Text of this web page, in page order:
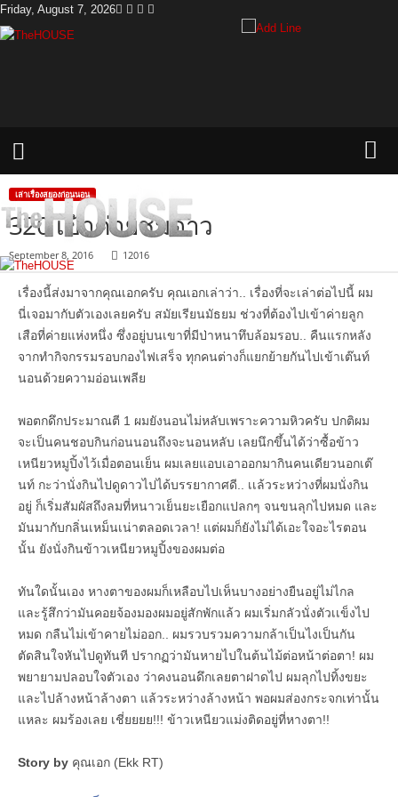
Friday, August 7, 2026
เล่าเรื่องสยองก่อนนอน
320 เข้าค่ายชมดาว
September 8, 2016 12016
เรื่องนี้ส่งมาจากคุณเอกครับ คุณเอกเล่าว่า.. เรื่องที่จะเล่าต่อไปนี้ ผม
นี่เจอมากับตัวเองเลยครับ สมัยเรียนมัธยม ช่วงที่ต้องไปเข้าค่ายลูก
เสือที่ค่ายแห่งหนึ่ง ซึ่งอยู่บนเขาที่มีป่าหนาทึบล้อมรอบ.. คืนแรกหลัง
จากทำกิจกรรมรอบกองไฟเสร็จ ทุกคนต่างก็แยกย้ายกันไปเข้าเต๊นท์
นอนด้วยความอ่อนเพลีย
พอตกดึกประมาณตี 1 ผมยังนอนไม่หลับเพราะความหิวครับ ปกติผม
จะเป็นคนชอบกินก่อนนอนถึงจะนอนหลับ เลยนึกขึ้นได้ว่าซื้อข้าว
เหนียวหมูปิ้งไว้เมื่อตอนเย็น ผมเลยแอบเอาออกมากินคนเดียวนอกเต๊
นท์ กะว่านั่งกินไปดูดาวไปได้บรรยากาศดี.. เเล้วระหว่างที่ผมนั่งกิน
อยู่ ก็เริ่มสัมผัสถึงลมที่หนาวเย็นยะเยือกแปลกๆ จนขนลุกไปหมด และ
มันมากับกลิ่นเหม็นเน่าตลอดเวลา! แต่ผมก็ยังไม่ได้เอะใจอะไรตอน
นั้น ยังนั่งกินข้าวเหนียวหมูปิ้งของผมต่อ
ทันใดนั้นเอง หางตาของผมก็เหลือบไปเห็นบางอย่างยืนอยู่ไม่ไกล
และรู้สึกว่ามันคอยจ้องมองผมอยู่สักพักแล้ว ผมเริ่มกลัวนั่งตัวเเข็งไป
หมด กลืนไม่เข้าคายไม่ออก.. ผมรวบรวมความกล้าเป็นไงเป็นกัน
ตัดสินใจหันไปดูทันที ปรากฏว่ามันหายไปในต้นไม้ต่อหน้าต่อตา! ผม
พยายามปลอบใจตัวเอง ว่าคงนอนดึกเลยตาฝาดไป ผมลุกไปทิ้งขยะ
และไปล้างหน้าล้างตา แล้วระหว่างล้างหน้า พอผมส่องกระจกเท่านั้น
แหละ ผมร้องเลย เชี่ยยยย!!! ข้าวเหนียวแม่งติดอยู่ที่หางตา!!
Story by คุณเอก (Ekk RT)